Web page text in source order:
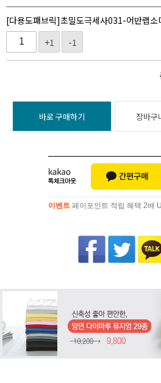
[다용도패브릭]초밀도극세사031-어반랩소
+1
-1
바로 구매하기 장바구
이벤트 페이포인트 적립 혜택 2배